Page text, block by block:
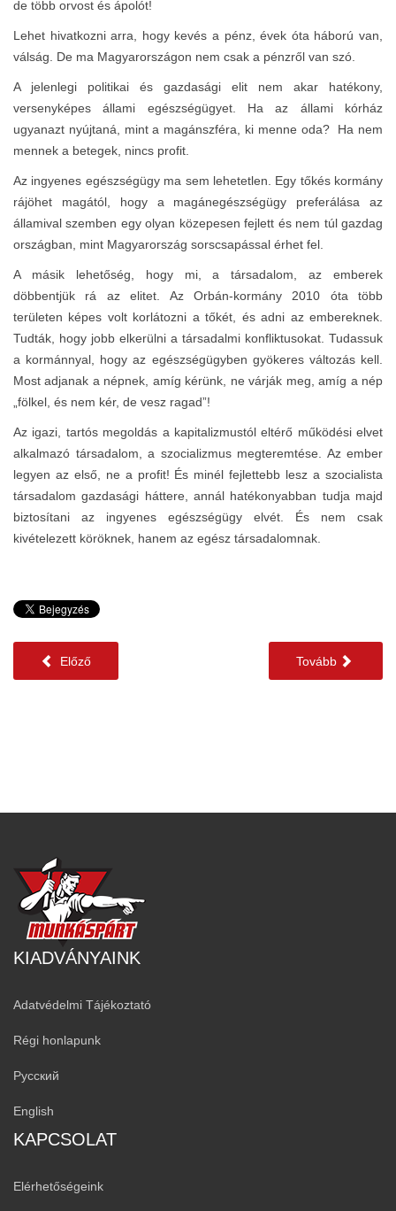
de több orvost és ápolót!
Lehet hivatkozni arra, hogy kevés a pénz, évek óta háború van,
válság. De ma Magyarországon nem csak a pénzről van szó.
A jelenlegi politikai és gazdasági elit nem akar hatékony,
versenyképes állami egészségügyet. Ha az állami kórház
ugyanazt nyújtaná, mint a magánszféra, ki menne oda? Ha nem
mennek a betegek, nincs profit.
Az ingyenes egészségügy ma sem lehetetlen. Egy tőkés kormány
rájöhet magától, hogy a magánegészségügy preferálása az
államival szemben egy olyan közepesen fejlett és nem túl gazdag
országban, mint Magyarország sorscsapással érhet fel.
A másik lehetőség, hogy mi, a társadalom, az emberek
döbbentjük rá az elitet. Az Orbán-kormány 2010 óta több
területen képes volt korlátozni a tőkét, és adni az embereknek.
Tudták, hogy jobb elkerülni a társadalmi konfliktusokat. Tudassuk
a kormánnyal, hogy az egészségügyben gyökeres változás kell.
Most adjanak a népnek, amíg kérünk, ne várják meg, amíg a nép
„fölkel, és nem kér, de vesz ragad”!
Az igazi, tartós megoldás a kapitalizmustól eltérő működési elvet
alkalmazó társadalom, a szocializmus megteremtése. Az ember
legyen az első, ne a profit! És minél fejlettebb lesz a szocialista
társadalom gazdasági háttere, annál hatékonyabban tudja majd
biztosítani az ingyenes egészségügy elvét. És nem csak
kivételezett köröknek, hanem az egész társadalomnak.
Előző Tovább
KIADVÁNYAINK
Adatvédelmi Tájékoztató
Régi honlapunk
Русский
English
KAPCSOLAT
Elérhetőségeink